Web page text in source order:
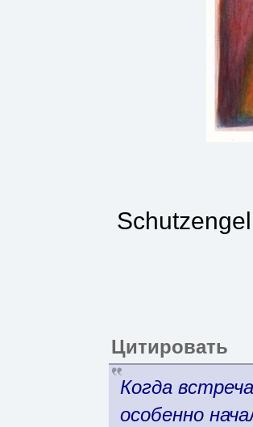
Цитировать
Когда
особенно